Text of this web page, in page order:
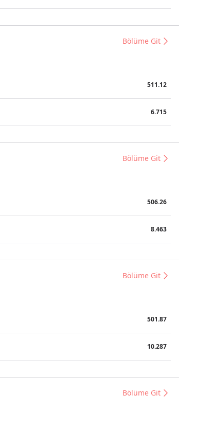
Bölüme Git
511.12
6.715
Bölüme Git
506.26
8.463
Bölüme Git
501.87
10.287
Bölüme Git